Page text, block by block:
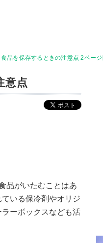
品を保存するときの注意点 2ペー
意点
品がいたむことはあ
いる保冷剤やオリジ
ーボックスなども活